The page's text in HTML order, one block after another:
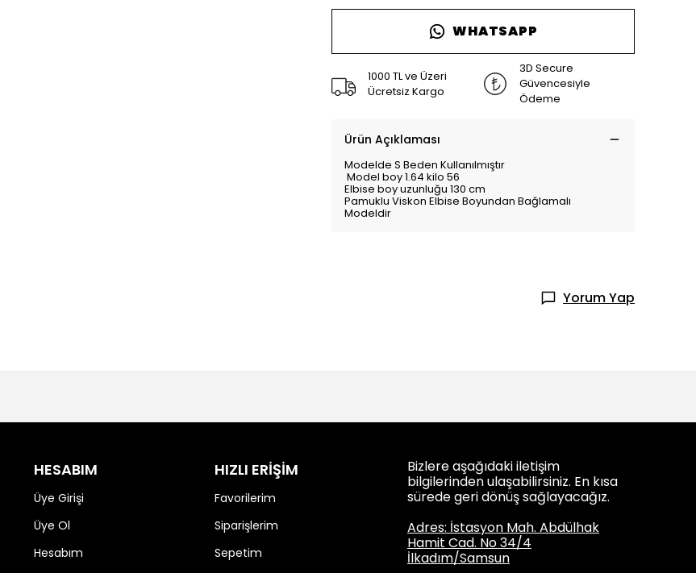
WHATSAPP
1000 TL ve Üzeri
Ücretsiz Kargo
3D Secure
Güvencesiyle
Ödeme
Ürün Açıklaması
Modelde S Beden Kullanılmıştır
Model boy 1.64 kilo 56
Elbise boy uzunluğu 130 cm
Pamuklu Viskon Elbise Boyundan Bağlamalı
Modeldir
Yorum Yap
HESABIM
Üye Girişi
Üye Ol
Hesabım
HIZLI ERİŞİM
Favorilerim
Siparişlerim
Sepetim
Bizlere aşağıdaki iletişim
bilgilerinden ulaşabilirsiniz. En kısa
sürede geri dönüş sağlayacağız.
Adres: İstasyon Mah. Abdülhak
Hamit Cad. No 34/4
İlkadım/Samsun